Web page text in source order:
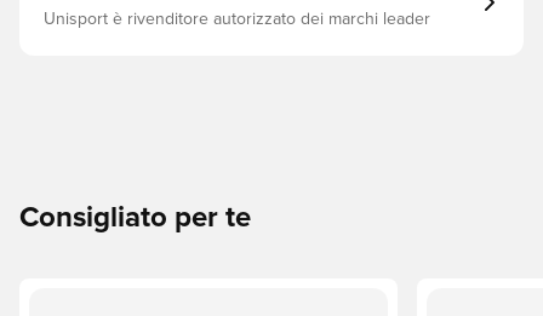
Unisport è rivenditore autorizzato dei marchi leader
Consigliato per te